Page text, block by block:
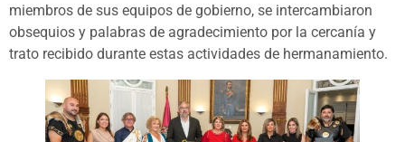
miembros de sus equipos de gobierno, se intercambiaron
obsequios y palabras de agradecimiento por la cercanía y
trato recibido durante estas actividades de hermanamiento.